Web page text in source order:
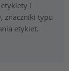
i
znaczniki typu
etykiet.